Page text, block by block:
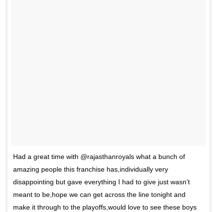
Had a great time with @rajasthanroyals what a bunch of
amazing people this franchise has,individually very
disappointing but gave everything I had to give just wasn’t
meant to be,hope we can get across the line tonight and
make it through to the playoffs,would love to see these boys